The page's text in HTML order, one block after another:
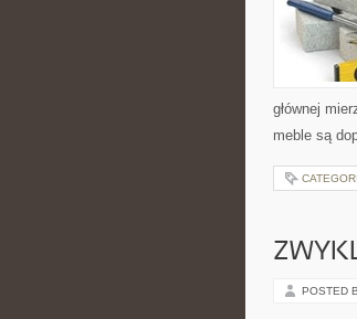
głównej
meble są
POSTED